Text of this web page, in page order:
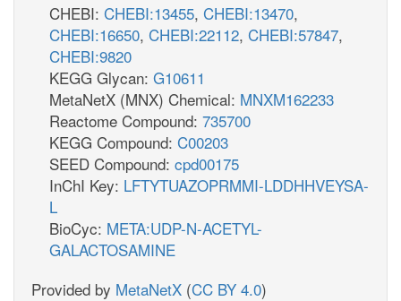
CHEBI: CHEBI:13455, CHEBI:13470,
CHEBI:16650, CHEBI:22112, CHEBI:57847,
CHEBI:9820
KEGG Glycan: G10611
MetaNetX (MNX) Chemical: MNXM162233
Reactome Compound: 735700
KEGG Compound: C00203
SEED Compound: cpd00175
InChI Key: LFTYTUAZOPRMMI-LDDHHVEYSA-
L
BioCyc: META:UDP-N-ACETYL-
GALACTOSAMINE
Provided by MetaNetX (CC BY 4.0)